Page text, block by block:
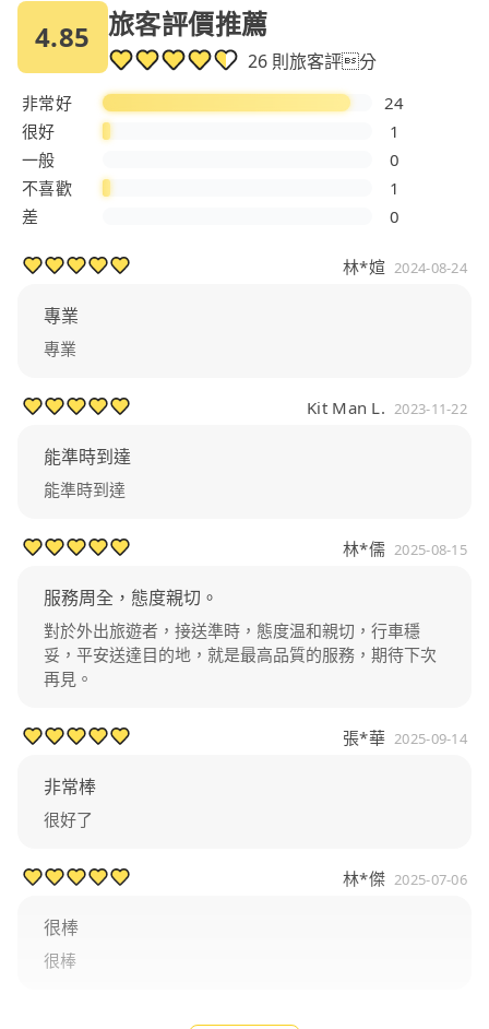
4.85 旅客評價推薦
26 則旅客評分
非常好
24
很好
1
一般
0
不喜歡
1
差
0
林*媗 2024-08-24
專業
專業
Kit Man L. 2023-11-22
能準時到達
能準時到達
林*儒 2025-08-15
服務周全，態度親切。
對於外出旅遊者，接送準時，態度温和親切，行車穩
妥，平安送達目的地，就是最高品質的服務，期待下次
再見。
張*華 2025-09-14
非常棒
很好了
林*傑 2025-07-06
很棒
很棒